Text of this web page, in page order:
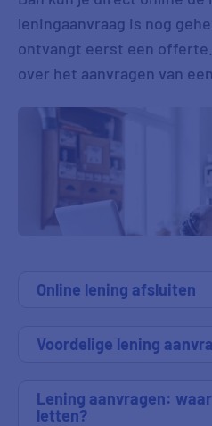
A uit Dieren
Dhr. S uit Amsterdam
F uit Maastricht
leningaanvraag is nog
ontvangt eerst een
over het aanvragen van
Online lening afsluiten
Voordelige lening
Lening aanvragen:
letten?